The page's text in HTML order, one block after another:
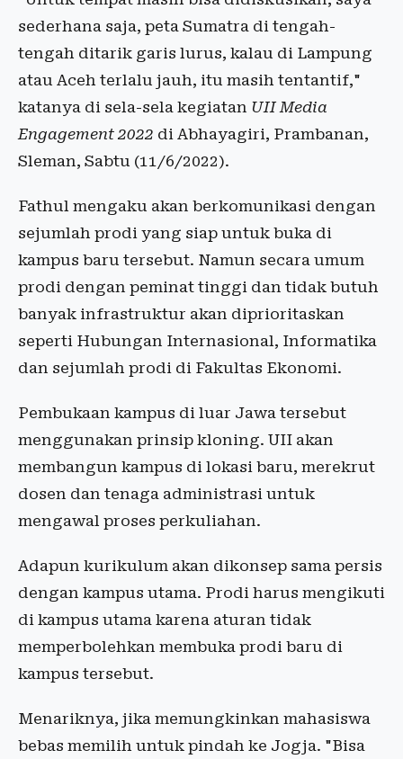
sederhana saja, peta Sumatra di tengah-
tengah ditarik garis lurus, kalau di Lampung
atau Aceh terlalu jauh, itu masih tentantif,"
katanya di sela-sela kegiatan UII Media
Engagement 2022 di Abhayagiri, Prambanan,
Sleman, Sabtu (11/6/2022).
Fathul mengaku akan berkomunikasi dengan
sejumlah prodi yang siap untuk buka di
kampus baru tersebut. Namun secara umum
prodi dengan peminat tinggi dan tidak butuh
banyak infrastruktur akan diprioritaskan
seperti Hubungan Internasional, Informatika
dan sejumlah prodi di Fakultas Ekonomi.
Pembukaan kampus di luar Jawa tersebut
menggunakan prinsip kloning. UII akan
membangun kampus di lokasi baru, merekrut
dosen dan tenaga administrasi untuk
mengawal proses perkuliahan.
Adapun kurikulum akan dikonsep sama persis
dengan kampus utama. Prodi harus mengikuti
di kampus utama karena aturan tidak
memperbolehkan membuka prodi baru di
kampus tersebut.
Menariknya, jika memungkinkan mahasiswa
bebas memilih untuk pindah ke Jogja. "Bisa